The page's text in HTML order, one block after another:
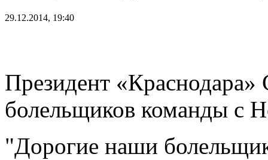
29.12.2014, 19:40
Президент «Краснодара»
болельщиков команды с
"Дорогие наши